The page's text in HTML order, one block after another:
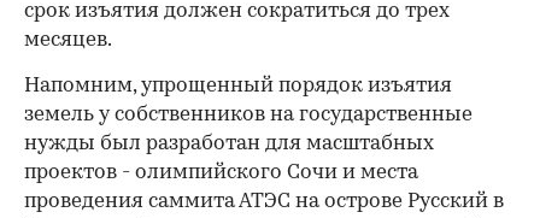
срок изъятия должен сократиться до трех
месяцев.
Напомним, упрощенный порядок изъятия
земель у собственников на государственные
нужды был разработан для масштабных
проектов - олимпийского Сочи и места
проведения саммита АТЭС на острове Русский в